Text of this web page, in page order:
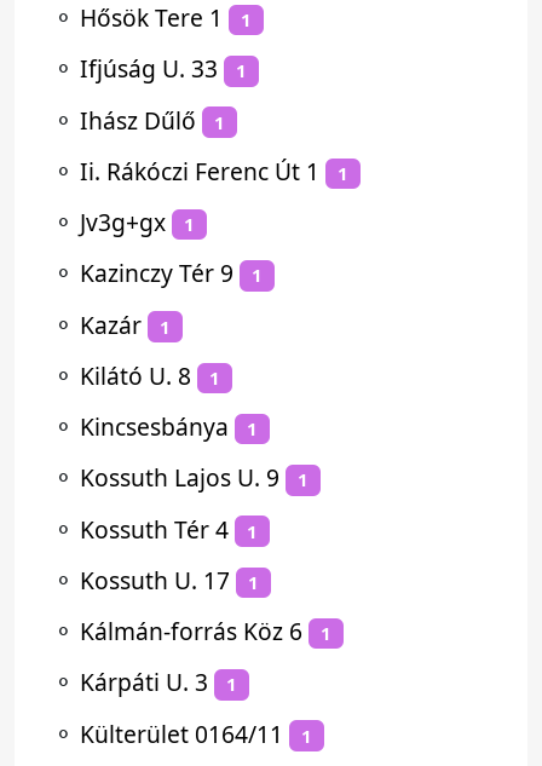
⚬ Hősök Tere 1 1
⚬ Ifjúság U. 33 1
⚬ Ihász Dűlő 1
⚬ Ii. Rákóczi Ferenc Út 1 1
⚬ Jv3g+gx 1
⚬ Kazinczy Tér 9 1
⚬ Kazár 1
⚬ Kilátó U. 8 1
⚬ Kincsesbánya 1
⚬ Kossuth Lajos U. 9 1
⚬ Kossuth Tér 4 1
⚬ Kossuth U. 17 1
⚬ Kálmán-forrás Köz 6 1
⚬ Kárpáti U. 3 1
⚬ Külterület 0164/11 1